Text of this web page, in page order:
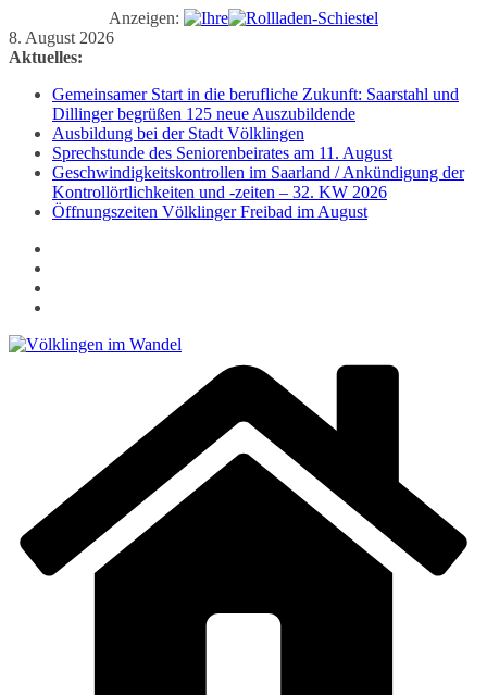
Anzeigen:
Zum
Inhalt
8. August 2026
Aktuelles:
Gemeinsamer Start in die berufliche Zukunft: Saarstahl und
Dillinger begrüßen 125 neue Auszubildende
Ausbildung bei der Stadt Völklingen
Sprechstunde des Seniorenbeirates am 11. August
Geschwindigkeitskontrollen im Saarland / Ankündigung der
Kontrollörtlichkeiten und -zeiten – 32. KW 2026
Öffnungszeiten Völklinger Freibad im August